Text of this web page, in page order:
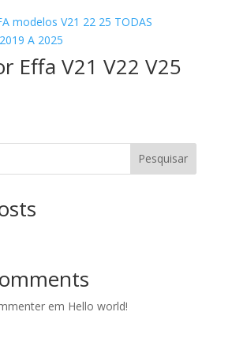
Effa V21 V22 V25
Pesquisar
em Hello world!